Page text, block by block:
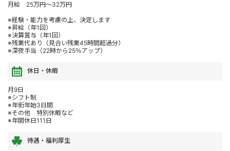
月給 25万円～32万円
※経験・能力を考慮の上、決定します
※昇給（年1回）
※決算賞与（年1回）
※残業代あり（見合い残業45時間超過分）
※深夜手当（22時から25％アップ）
休日・休暇
月9日
※シフト制
※年街年始3日間
※その他 特別休暇など
※年間休日111日
待遇・福利厚生